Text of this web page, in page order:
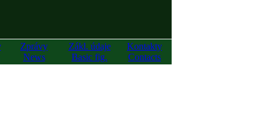
Zprávy
News
Zákl. údaje
Basic fig.
Kontakty
Contacts